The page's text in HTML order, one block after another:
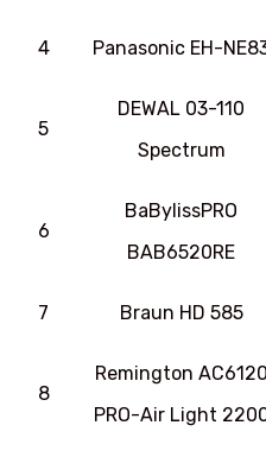
4 Panasonic EH-
5
DEWAL 03-110
Spectrum
6
BaBylissPRO
BAB6520RE
7 Braun HD 585
8
Remington AC6120
PRO-Air Light